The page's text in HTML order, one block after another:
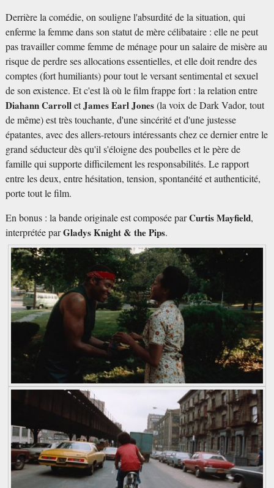
Derrière la comédie, on souligne l'absurdité de la situation, qui
enferme la femme dans son statut de mère célibataire : elle ne peut
pas travailler comme femme de ménage pour un salaire de misère au
risque de perdre ses allocations essentielles, et elle doit rendre des
comptes (fort humiliants) pour tout le versant sentimental et sexuel
de son existence. Et c'est là où le film frappe fort : la relation entre
Diahann CarrolletJames Earl Jones(la voix de Dark Vador, tout
de même) est très touchante, d'une sincérité et d'une justesse
épatantes, avec des allers-retours intéressants chez ce dernier entre le
grand séducteur dès qu'il s'éloigne des poubelles et le père de
famille qui supporte difficilement les responsabilités. Le rapport
entre les deux, entre hésitation, tension, spontanéité et authenticité,
porte tout le film.
En bonus : la bande originale est composée parCurtis Mayfield,
interprétée parGladys Knight & the Pips.